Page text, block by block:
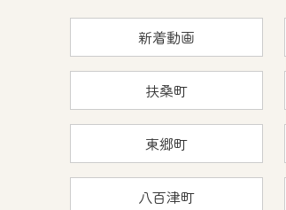
新着動画
扶桑町
東郷町
八百津町